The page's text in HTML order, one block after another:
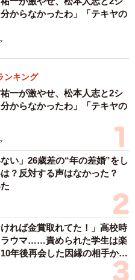
からなかったわ」「テキヤの
ンキング
祐一が激やせ、松本人志と2シ
からなかったわ」「テキヤの
ない」26歳差の“年の差婚”をし
？反対する声はなかった？
ければ金賞取れてた！」高校時
ラウマ……責められた学生は楽
年後再会した因縁の相手から